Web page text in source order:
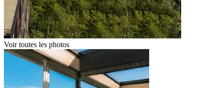
Voir toutes les photos